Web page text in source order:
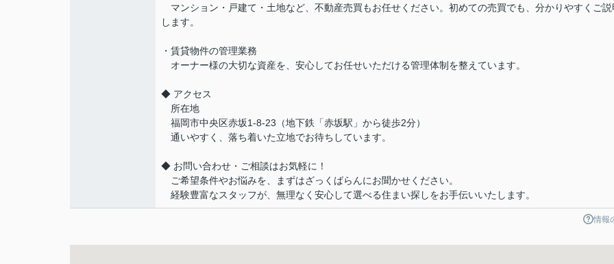
マンション・戸建て・土地など、不動産売買もお任せください。初めての売買でも、分かりやすくご説
します。
・賃貸物件の管理業務
オーナー様の大切な資産を、安心してお任せいただける管理体制を整えています。
◆ アクセス
所在地
福岡市中央区赤坂1-8-23（地下鉄「赤坂駅」から徒歩2分）
通いやすく、落ち着いた立地でお待ちしています。
◆ お問い合わせ・ご相談はお気軽に！
ご希望条件やお悩みを、まずはざっくばらんにお聞かせください。
経験豊富なスタッフが、無理なく安心して選べる住まい探しをお手伝いいたします。
情報